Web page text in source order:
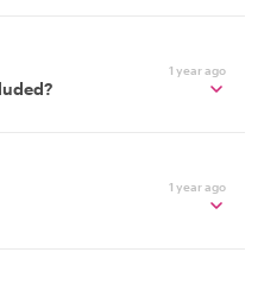
1 year ago
1 year ago